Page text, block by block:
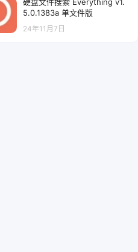
5.0.1383a 单文件版
24年11月7日